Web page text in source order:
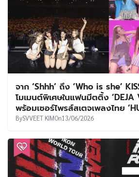
จาก ‘Shhh’ ถึง ‘Who is she’
โมเมนต์พิเศษในแฟนมีตติ้ง ‘DEJA
พร้อมเซอร์ไพรส์สเตจเพลงไทย
BySVVEET KIMOn13/06/2026